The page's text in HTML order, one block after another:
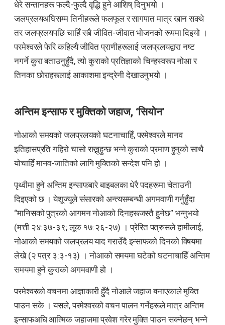
धेरे सन्तानहरू फल्दै-फुल्दै वृद्धि हुने आशिष् दिनुभयो ।
जलप्रलयअघिसम्म तिनीहरूले फलफूल र सागपात मात्र खान सक्थे
तर जलप्रलयपछि चाहिँ सबै जीवित-जीवात भोजनको रूपमा दिइयो ।
परमेश्वरले फेरि कहिल्यै जीवित प्राणीहरूलाई जलप्रलयद्वारा नष्ट
नगर्ने कुरा बताउनुहुँदै, त्यो कुराको प्रतिज्ञाको चिन्हस्वरूप नोआ र
तिनका छोराहरूलाई आकाशमा इन्द्रेनी देखाउनुभयो ।
अन्तिम इन्साफ र मुक्तिको जहाज, ‘सियोन’
नोआको समयको जलप्रलयको घटनाचाहिँ, परमेश्वरले मानव
इतिहासप्रति गहिरो चासो राख्नुहुन्छ भन्ने कुराको प्रमाण हुनुको साथै
योचाहिँ मानव-जातिको लागि मुक्तिको सन्देश पनि हो ।
पृथ्वीमा हुने अन्तिम इन्साफबारे बाइबलका धेरै पदहरूमा चेताउनी
दिइएको छ । येशूज्यूले संसारको अन्त्यसम्बन्धी अगमवाणी गर्नुहुँदा
“मानिसको पुत्रको आगमन नोआको दिनहरूजस्तै हुनेछ” भन्नुभयो
(मत्ती २४:३७-३९; लूक १७:२६-२७) । प्रेरित पत्रुसले हामीलाई,
नोआको समयको जलप्रलय याद गराउँदै इन्साफको दिनको विषयमा
लेखे (२ पत्र ३:३-१३) । नोआको समयमा घटेको घटनाचाहिँ अन्तिम
समयमा हुने कुराको अगमवाणी हो ।
परमेश्वरको वचनमा आज्ञाकारी हुँदै नोआले जहाज बनाएकाले मुक्ति
पाउन सके । यसले, परमेश्वरको वचन पालन गर्नेहरूले मात्र अन्तिम
इन्साफअघि आत्मिक जहाजमा प्रवेश गरेर मुक्ति पाउन सक्नेछन् भन्ने